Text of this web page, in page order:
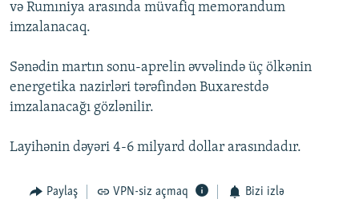
İZ - MƏDƏNIYYƏT PROQRAMI
MATERIALLARIMIZDAN ISTIFADƏ
BIZIMLƏ ƏLAQƏ
XƏBƏR BÜLLETENLƏRIMIZ
RFE/RL-in bütün saytları
və Rumıniya arasında müvafiq memorandum
imzalanacaq.
Sənədin martın sonu-aprelin əvvəlində üç ölkənin
energetika nazirləri tərəfindən Buxarestdə
imzalanacağı gözlənilir.
Layihənin dəyəri 4-6 milyard dollar arasındadır.
Paylaş VPN-siz açmaq Bizi izlə